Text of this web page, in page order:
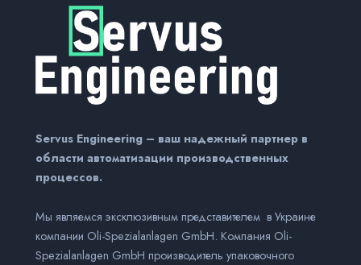
Servus Engineering – ваш надежный партнер в
области автоматизации производственных
процессов.
Мы являемся эксклюзивным представителем в Украине
компании Оli-Spezialanlagen GmbH. Компания Оli-
Spezialanlagen GmbH производитель упаковочного